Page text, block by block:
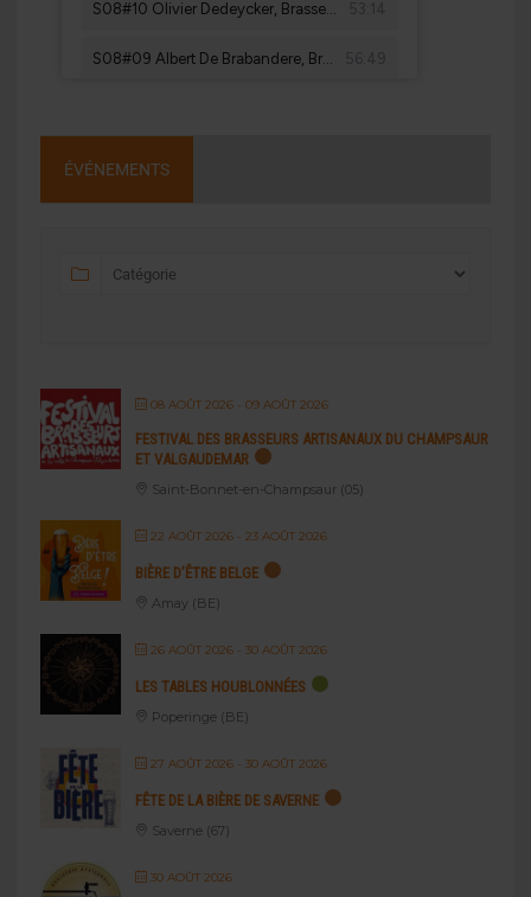
ÉVÉNEMENTS
08 AOÛT 2026- 09 AOÛT 2026
FESTIVAL DES BRASSEURS ARTISANAUX DU CHAMPSAUR
ET VALGAUDEMAR
Saint-Bonnet-en-Champsaur (05)
22 AOÛT 2026- 23 AOÛT 2026
BIÈRE D’ÊTRE BELGE
Amay (BE)
26 AOÛT 2026- 30 AOÛT 2026
LES TABLES HOUBLONNÉES
Poperinge (BE)
27 AOÛT 2026- 30 AOÛT 2026
FÊTE DE LA BIÈRE DE SAVERNE
Saverne (67)
30 AOÛT 2026